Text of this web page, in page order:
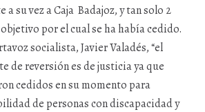
a su vez a Caja Badajoz, y tan solo 2
por el cual se ha había cedido.
socialista, Javier Valadés, “el
de reversión es de justicia ya que
cedidos en su momento para
de personas con discapacidad y